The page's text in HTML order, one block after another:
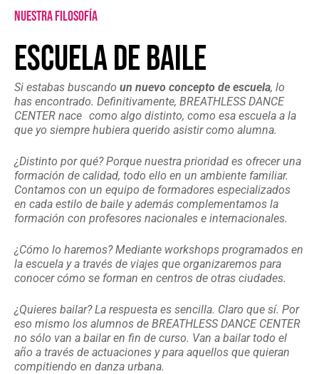
nuestra FILOSOFÍA
ESCUELA DE BAILE
Si estabas buscando un nuevo concepto de escuela, lo
has encontrado. Definitivamente, BREATHLESS DANCE
CENTER nace como algo distinto, como esa escuela a la
que yo siempre hubiera querido asistir como alumna.
¿Distinto por qué? Porque nuestra prioridad es ofrecer una
formación de calidad, todo ello en un ambiente familiar.
Contamos con un equipo de formadores especializados
en cada estilo de baile y además complementamos la
formación con profesores nacionales e internacionales.
¿Cómo lo haremos? Mediante workshops programados en
la escuela y a través de viajes que organizaremos para
conocer cómo se forman en centros de otras ciudades.
¿Quieres bailar? La respuesta es sencilla. Claro que sí. Por
eso mismo los alumnos de BREATHLESS DANCE CENTER
no sólo van a bailar en fin de curso. Van a bailar todo el
año a través de actuaciones y para aquellos que quieran
compitiendo en danza urbana.